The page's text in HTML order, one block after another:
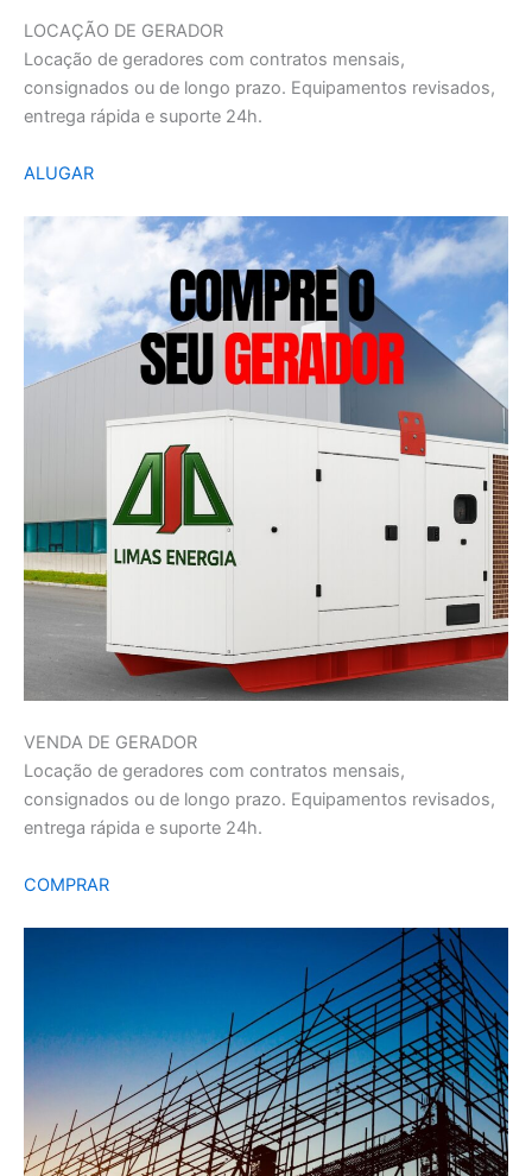
LOCAÇÃO DE GERADOR
Locação de geradores com contratos mensais,
consignados ou de longo prazo. Equipamentos revisados,
entrega rápida e suporte 24h.
ALUGAR
VENDA DE GERADOR
Locação de geradores com contratos mensais,
consignados ou de longo prazo. Equipamentos revisados,
entrega rápida e suporte 24h.
COMPRAR